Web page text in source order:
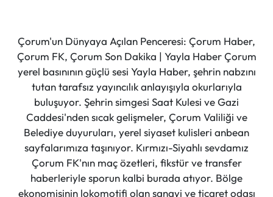
Çorum'un Dünyaya Açılan Penceresi: Çorum Haber,
Çorum FK, Çorum Son Dakika | Yayla Haber Çorum
yerel basınının güçlü sesi Yayla Haber, şehrin nabzını
tutan tarafsız yayıncılık anlayışıyla okurlarıyla
buluşuyor. Şehrin simgesi Saat Kulesi ve Gazi
Caddesi'nden sıcak gelişmeler, Çorum Valiliği ve
Belediye duyuruları, yerel siyaset kulisleri anbean
sayfalarımıza taşınıyor. Kırmızı-Siyahlı sevdamız
Çorum FK'nın maç özetleri, fikstür ve transfer
haberleriyle sporun kalbi burada atıyor. Bölge
ekonomisinin lokomotifi olan sanayi ve ticaret odası